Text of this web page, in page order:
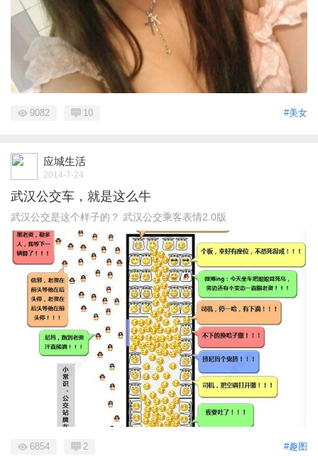
#美女
9082 10
应城生活
2014-7-24
武汉公交车，就是这么牛
武汉公交是这个样子的？ 武汉公交乘客表情2.0版
#趣图
6854 2